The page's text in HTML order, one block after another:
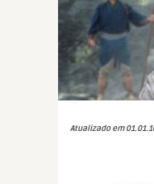
Atualizado em